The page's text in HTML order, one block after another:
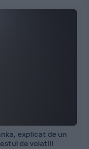
explicat de un
de volatili